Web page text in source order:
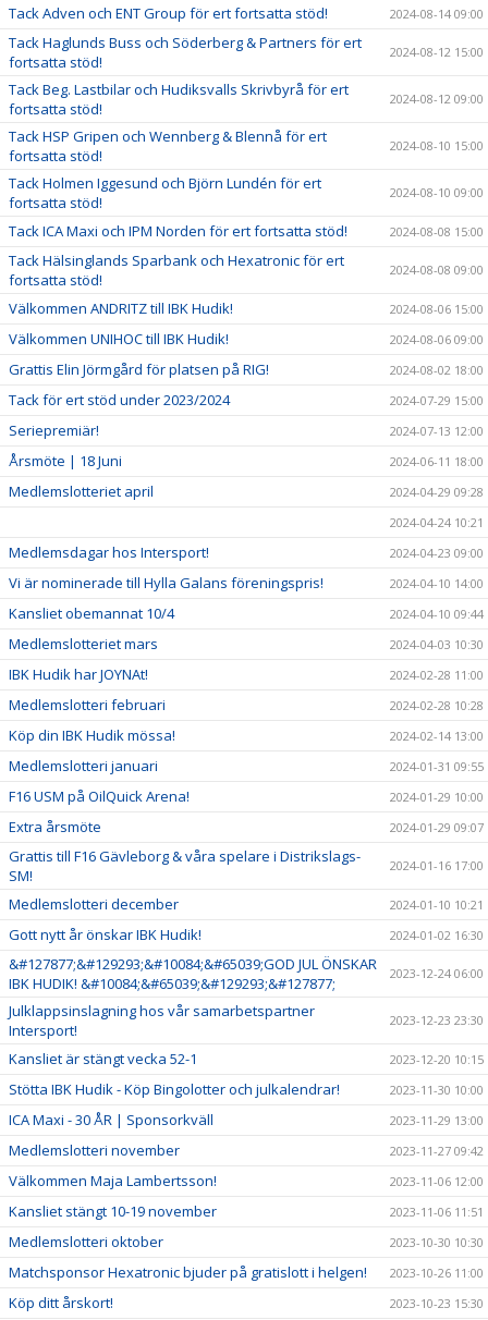
Tack Adven och ENT Group för ert fortsatta stöd! 2024-08-14 09:00
Tack Haglunds Buss och Söderberg & Partners för ert
fortsatta stöd!
2024-08-12 15:00
Tack Beg. Lastbilar och Hudiksvalls Skrivbyrå för ert
fortsatta stöd!
2024-08-12 09:00
Tack HSP Gripen och Wennberg & Blennå för ert
fortsatta stöd!
2024-08-10 15:00
Tack Holmen Iggesund och Björn Lundén för ert
fortsatta stöd!
2024-08-10 09:00
Tack ICA Maxi och IPM Norden för ert fortsatta stöd! 2024-08-08 15:00
Tack Hälsinglands Sparbank och Hexatronic för ert
fortsatta stöd!
2024-08-08 09:00
Välkommen ANDRITZ till IBK Hudik! 2024-08-06 15:00
Välkommen UNIHOC till IBK Hudik! 2024-08-06 09:00
Grattis Elin Jörmgård för platsen på RIG! 2024-08-02 18:00
Tack för ert stöd under 2023/2024 2024-07-29 15:00
Seriepremiär! 2024-07-13 12:00
Årsmöte | 18 Juni 2024-06-11 18:00
Medlemslotteriet april
2024-04-29 09:28
2024-04-24 10:21
Medlemsdagar hos Intersport! 2024-04-23 09:00
Vi är nominerade till Hylla Galans föreningspris! 2024-04-10 14:00
Kansliet obemannat 10/4 2024-04-10 09:44
Medlemslotteriet mars 2024-04-03 10:30
IBK Hudik har JOYNAt! 2024-02-28 11:00
Medlemslotteri februari 2024-02-28 10:28
Köp din IBK Hudik mössa! 2024-02-14 13:00
Medlemslotteri januari 2024-01-31 09:55
F16 USM på OilQuick Arena! 2024-01-29 10:00
Extra årsmöte 2024-01-29 09:07
Grattis till F16 Gävleborg & våra spelare i Distrikslags-
SM!
2024-01-16 17:00
Medlemslotteri december 2024-01-10 10:21
Gott nytt år önskar IBK Hudik! 2024-01-02 16:30
&#127877;&#129293;&#10084;&#65039;GOD JUL ÖNSKAR
IBK HUDIK! &#10084;&#65039;&#129293;&#127877;
2023-12-24 06:00
Julklappsinslagning hos vår samarbetspartner
Intersport!
2023-12-23 23:30
Kansliet är stängt vecka 52-1 2023-12-20 10:15
Stötta IBK Hudik - Köp Bingolotter och julkalendrar! 2023-11-30 10:00
ICA Maxi - 30 ÅR | Sponsorkväll 2023-11-29 13:00
Medlemslotteri november 2023-11-27 09:42
Välkommen Maja Lambertsson! 2023-11-06 12:00
Kansliet stängt 10-19 november 2023-11-06 11:51
Medlemslotteri oktober 2023-10-30 10:30
Matchsponsor Hexatronic bjuder på gratislott i helgen! 2023-10-26 11:00
Köp ditt årskort! 2023-10-23 15:30